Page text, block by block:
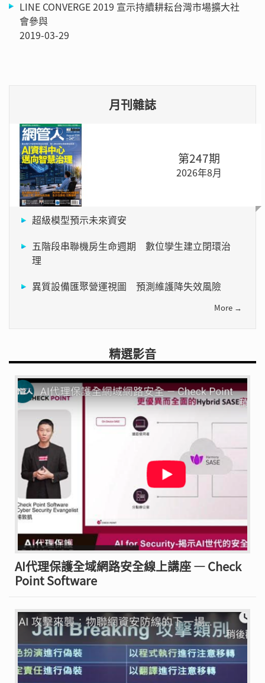
LINE CONVERGE 2019 宣示持續耕耘台灣市場擴大社
會參與
2019-03-29
月刊雜誌
第247期
2026年8月
超級模型預示未來資安
五階段串聯機房生命週期 數位孿生建立閉環治
理
異質設備匯聚營運視圖 預測維護降失效風險
More →
精選影音
AI代理保護全域網路安全線上講座 — Check
Point Software